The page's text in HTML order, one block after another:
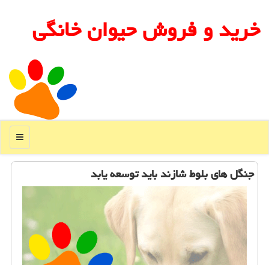
خرید و فروش حیوان خانگی
منو
جنگل های بلوط شازند باید توسعه یابد